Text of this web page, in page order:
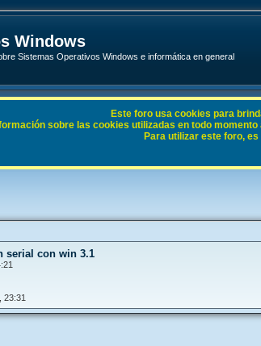
Windows
Sistemas Operativos Windows e informática en general
serial con win 3.1
23:31
Este foro usa cookies para
sobre las cookies utilizadas en todo
Para utilizar este foro,